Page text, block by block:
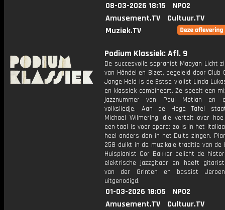
08-03-2026 18:15
NPO2
Amusement.TV
Cultuur.TV
Muziek.TV
Podium Klassiek: Afl. 9
De succesvolle sopranist Maayan Licht
van Händel en Bizet, begeleid door Club
Jonge Held is de Estse violist Linda
en klassiek combineert. Ze speelt een
jazznummer van Paul Motian en
volksliedje. Aan de Hoge Tafel
Michael Wilmering, die vertelt over hoe
een taal is voor opera: zo is in het
heel anders dan in het Duits zingen.
258 duikt in de muzikale traditie van de
Huispianist Cor Bakker belicht de
elektrische jazzgitaar en heeft
van der Grinten en bassist
uitgenodigd.
01-03-2026 18:05
NPO2
Amusement.TV
Cultuur.TV